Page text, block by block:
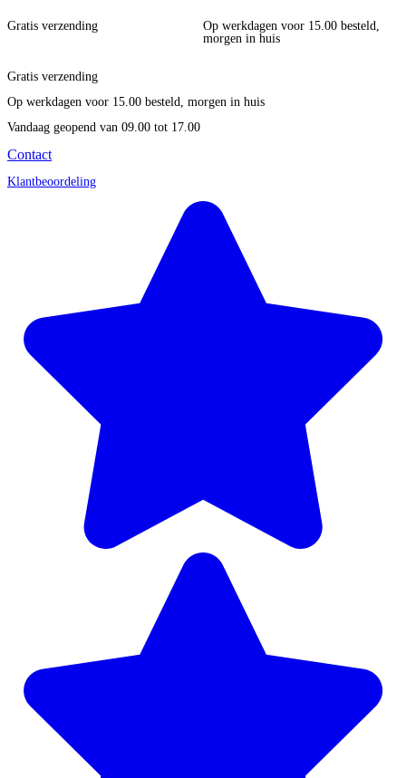
Gratis verzending
Op werkdagen voor 15.00 besteld,
morgen in huis
Gratis verzending
Op werkdagen voor 15.00 besteld, morgen in huis
Vandaag geopend van 09.00 tot 17.00
Contact
Klantbeoordeling